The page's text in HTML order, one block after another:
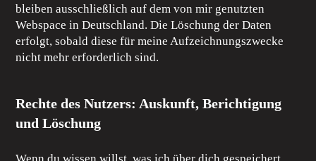
bleiben ausschließlich auf dem von mir genutzten
Webspace in Deutschland. Die Löschung der Daten
erfolgt, sobald diese für meine Aufzeichnungszwecke
nicht mehr erforderlich sind.
Rechte des Nutzers: Auskunft, Berichtigung
und Löschung